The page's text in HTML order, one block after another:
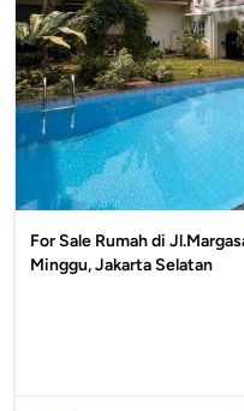
For Sale Rumah di
Minggu, Jakarta Selatan